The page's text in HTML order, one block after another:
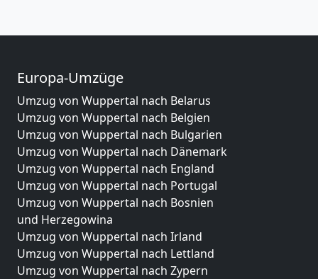
Europa-Umzüge
Umzug von Wuppertal nach Belarus
Umzug von Wuppertal nach Belgien
Umzug von Wuppertal nach Bulgarien
Umzug von Wuppertal nach Dänemark
Umzug von Wuppertal nach England
Umzug von Wuppertal nach Portugal
Umzug von Wuppertal nach Bosnien
und Herzegowina
Umzug von Wuppertal nach Irland
Umzug von Wuppertal nach Lettland
Umzug von Wuppertal nach Zypern